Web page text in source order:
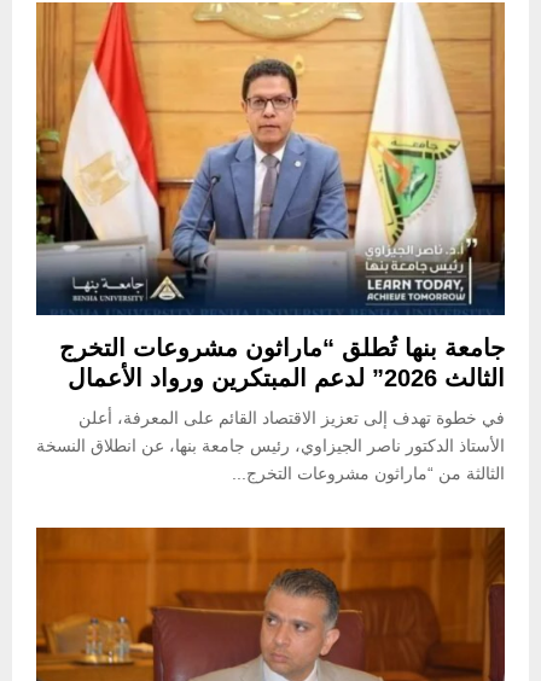
جامعة بنها تُطلق “ماراثون مشروعات التخرج
الثالث 2026” لدعم المبتكرين ورواد الأعمال
في خطوة تهدف إلى تعزيز الاقتصاد القائم على المعرفة، أعلن
الأستاذ الدكتور ناصر الجيزاوي، رئيس جامعة بنها، عن انطلاق النسخة
الثالثة من “ماراثون مشروعات التخرج...